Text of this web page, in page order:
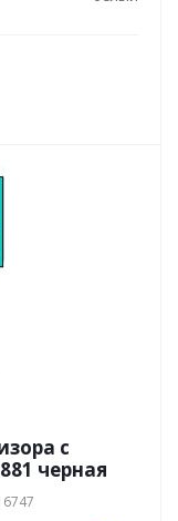
с
черная